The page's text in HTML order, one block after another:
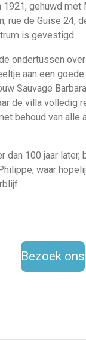
1921, gehuwd met
rue de Guise 24,
is gevestigd.
ondertussen
aan een
Sauvage
de villa volledig
behoud van alle
dan 100 jaar later,
waar
Bezoek ons